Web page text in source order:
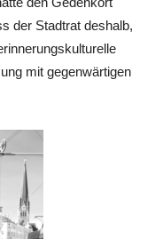
der Stadtrat deshalb,
mit gegenwärtigen